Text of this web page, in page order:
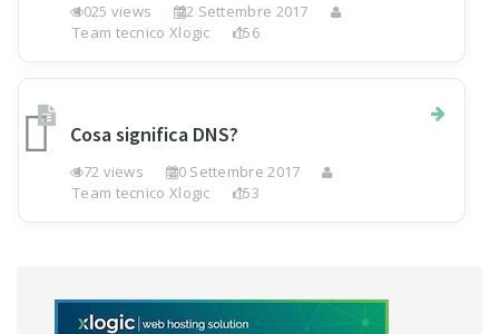
1025 views
22 Settembre 2017
Team tecnico Xlogic
156
Cosa significa DNS?
172 views
20 Settembre 2017
Team tecnico Xlogic
153